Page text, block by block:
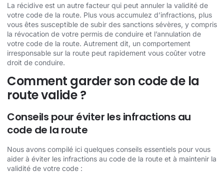
La récidive est un autre facteur qui peut annuler la validité de
votre code de la route. Plus vous accumulez d’infractions, plus
vous êtes susceptible de subir des sanctions sévères, y compris
la révocation de votre permis de conduire et l’annulation de
votre code de la route. Autrement dit, un comportement
irresponsable sur la route peut rapidement vous coûter votre
droit de conduire.
Comment garder son code de la
route valide ?
Conseils pour éviter les infractions au
code de la route
Nous avons compilé ici quelques conseils essentiels pour vous
aider à éviter les infractions au code de la route et à maintenir la
validité de votre code :